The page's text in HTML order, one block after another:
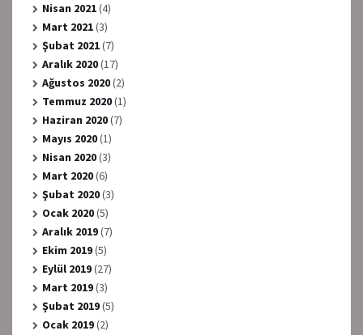
Nisan 2021(4)
Mart 2021(3)
Şubat 2021(7)
Aralık 2020(17)
Ağustos 2020(2)
Temmuz 2020(1)
Haziran 2020(7)
Mayıs 2020(1)
Nisan 2020(3)
Mart 2020(6)
Şubat 2020(3)
Ocak 2020(5)
Aralık 2019(7)
Ekim 2019(5)
Eylül 2019(27)
Mart 2019(3)
Şubat 2019(5)
Ocak 2019(2)